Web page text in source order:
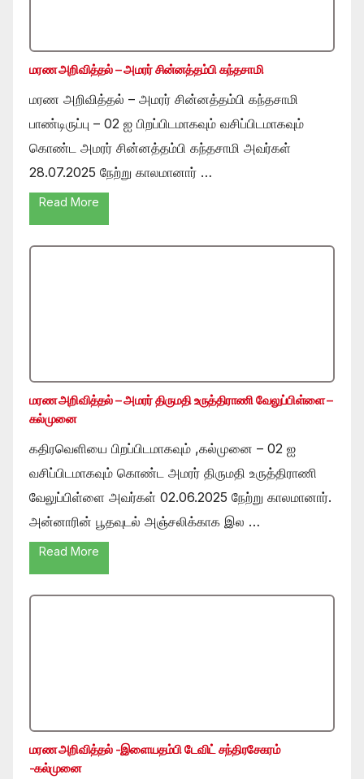
மரண அறிவித்தல் – அமரர் சின்னத்தம்பி கந்தசாமி
மரண அறிவித்தல் – அமரர் சின்னத்தம்பி கந்தசாமி
பாண்டிருப்பு – 02 ஐ பிறப்பிடமாகவும் வசிப்பிடமாகவும்
கொண்ட அமரர் சின்னத்தம்பி கந்தசாமி அவர்கள்
28.07.2025 நேற்று காலமானார் …
Read More
மரண அறிவித்தல் – அமரர் திருமதி உருத்திராணி வேலுப்பிள்ளை –
கல்முனை
கதிரவெளியை பிறப்பிடமாகவும் ,கல்முனை – 02 ஐ
வசிப்பிடமாகவும் கொண்ட அமரர் திருமதி உருத்திராணி
வேலுப்பிள்ளை அவர்கள் 02.06.2025 நேற்று காலமானார்.
அன்னாரின் பூதவுடல் அஞ்சலிக்காக இல …
Read More
மரண அறிவித்தல் -இளையதம்பி டேவிட் சந்திரசேகரம்
-கல்முனை